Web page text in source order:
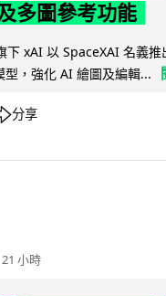
多圖參考功能
下 xAI 以 SpaceXAI 名義
，強化 AI 繪圖及編輯...
分享
21 小時